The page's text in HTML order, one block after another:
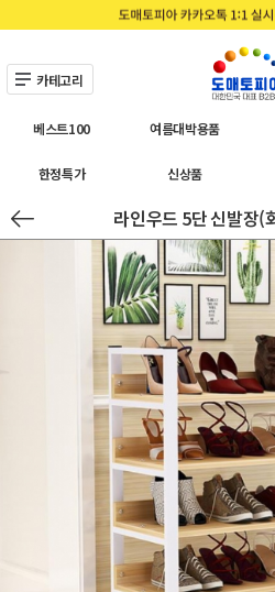
카테고리
베스트100 여름대박용품
한정특가 신상품
라인우드 5단 신발장(